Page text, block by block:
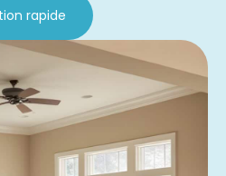
rapide